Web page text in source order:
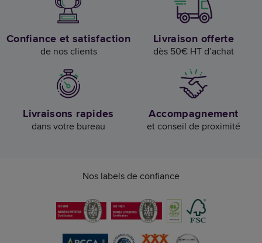
Confiance et satisfaction
de nos clients
Livraison offerte
dès 50€ HT d’achat
Livraisons rapides
dans votre bureau
Accompagnement
et conseil de proximité
Nos labels de confiance